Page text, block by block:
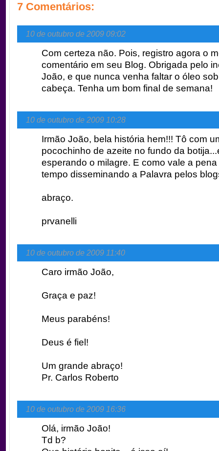
7 Comentários:
10 de outubro de 2009 09:02
Com certeza não. Pois, registro agora o
comentário em seu Blog. Obrigada pelo
João, e que nunca venha faltar o óleo
cabeça. Tenha um bom final de semana!
10 de outubro de 2009 10:28
Irmão João, bela história hem!!! Tô com
pocochinho de azeite no fundo da
esperando o milagre. E como vale a
tempo disseminando a Palavra pelos
abraço.
prvanelli
10 de outubro de 2009 11:40
Caro irmão João,
Graça e paz!
Meus parabéns!
Deus é fiel!
Um grande abraço!
Pr. Carlos Roberto
10 de outubro de 2009 16:36
Olá, irmão João!
Td b?